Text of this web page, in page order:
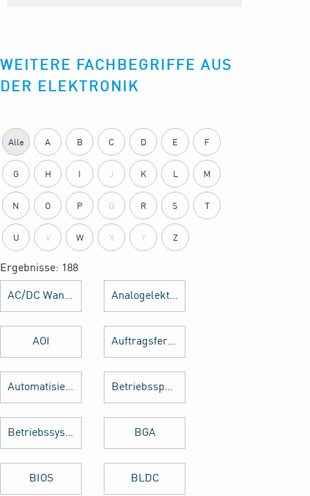
WEITERE FACHBEGRIFFE AUS
DER ELEKTRONIK
Alle A B C D E F
G H J K L M
N O P Q R S
U V W X Y Z
Ergebnisse: 188
AC/DC Wandler Analogelektronik
AOI Auftragsfertigung
Automatisierung Betriebsspannung
Betriebssystem BGA
BIOS BLDC